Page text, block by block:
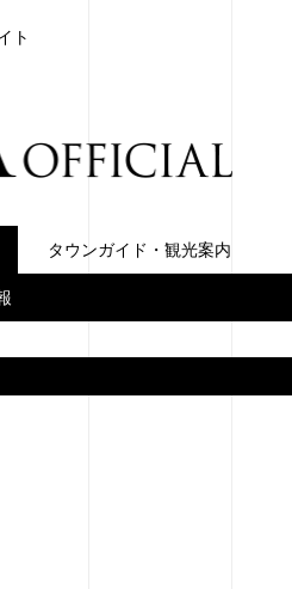
ト
タウンガイド・観光案内